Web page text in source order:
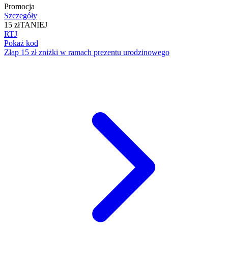
Promocja
Szczegóły
15 złTANIEJ
RTJ
Pokaż kod
Złap 15 zł zniżki w ramach prezentu urodzinowego